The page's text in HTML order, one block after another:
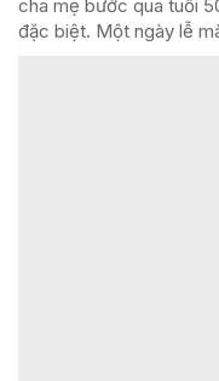
cha mẹ bước qua tuổi
đặc biệt. Một ngày lễ